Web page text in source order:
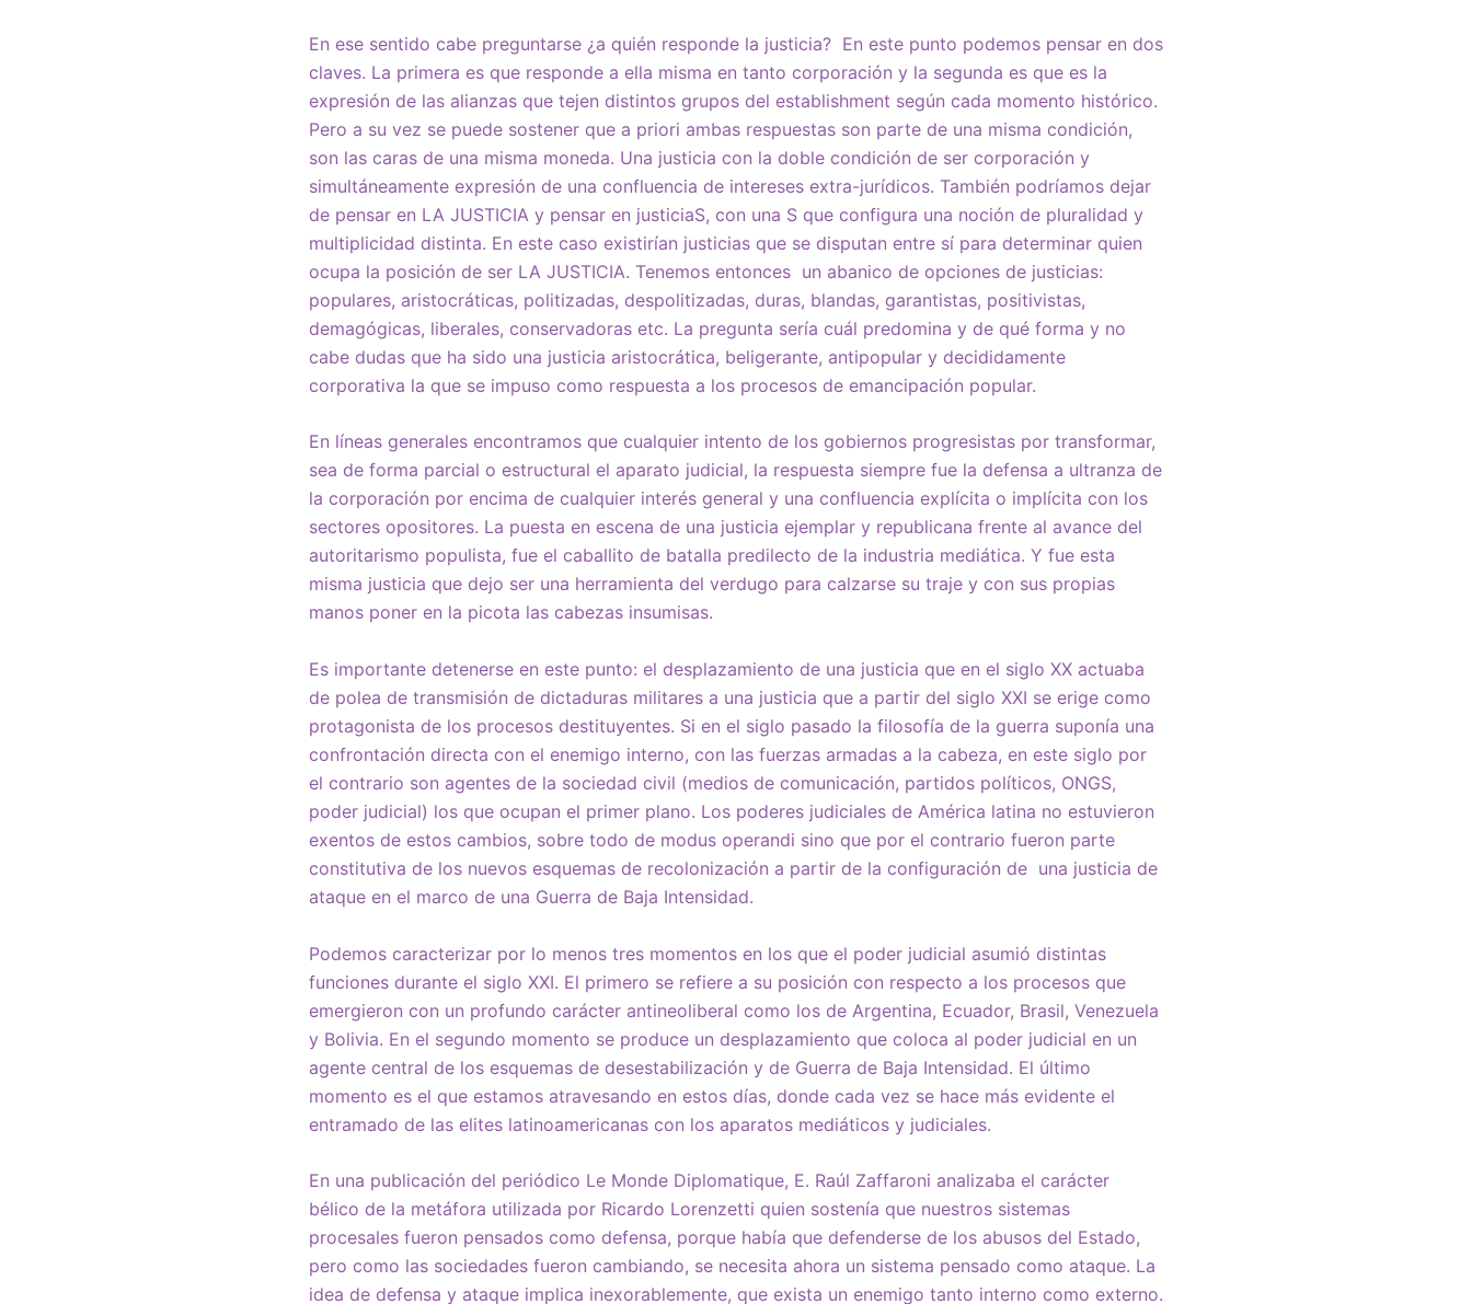
En ese sentido cabe preguntarse ¿a quién responde la justicia? En este punto podemos pensar en dos
claves. La primera es que responde a ella misma en tanto corporación y la segunda es que es la
expresión de las alianzas que tejen distintos grupos del establishment según cada momento histórico.
Pero a su vez se puede sostener que a priori ambas respuestas son parte de una misma condición,
son las caras de una misma moneda. Una justicia con la doble condición de ser corporación y
simultáneamente expresión de una confluencia de intereses extra-jurídicos. También podríamos dejar
de pensar en LA JUSTICIA y pensar en justiciaS, con una S que configura una noción de pluralidad y
multiplicidad distinta. En este caso existirían justicias que se disputan entre sí para determinar quien
ocupa la posición de ser LA JUSTICIA. Tenemos entonces un abanico de opciones de justicias:
populares, aristocráticas, politizadas, despolitizadas, duras, blandas, garantistas, positivistas,
demagógicas, liberales, conservadoras etc. La pregunta sería cuál predomina y de qué forma y no
cabe dudas que ha sido una justicia aristocrática, beligerante, antipopular y decididamente
corporativa la que se impuso como respuesta a los procesos de emancipación popular.
En líneas generales encontramos que cualquier intento de los gobiernos progresistas por transformar,
sea de forma parcial o estructural el aparato judicial, la respuesta siempre fue la defensa a ultranza de
la corporación por encima de cualquier interés general y una confluencia explícita o implícita con los
sectores opositores. La puesta en escena de una justicia ejemplar y republicana frente al avance del
autoritarismo populista, fue el caballito de batalla predilecto de la industria mediática. Y fue esta
misma justicia que dejo ser una herramienta del verdugo para calzarse su traje y con sus propias
manos poner en la picota las cabezas insumisas.
Es importante detenerse en este punto: el desplazamiento de una justicia que en el siglo XX actuaba
de polea de transmisión de dictaduras militares a una justicia que a partir del siglo XXI se erige como
protagonista de los procesos destituyentes. Si en el siglo pasado la filosofía de la guerra suponía una
confrontación directa con el enemigo interno, con las fuerzas armadas a la cabeza, en este siglo por
el contrario son agentes de la sociedad civil (medios de comunicación, partidos políticos, ONGS,
poder judicial) los que ocupan el primer plano. Los poderes judiciales de América latina no estuvieron
exentos de estos cambios, sobre todo de modus operandi sino que por el contrario fueron parte
constitutiva de los nuevos esquemas de recolonización a partir de la configuración de una justicia de
ataque en el marco de una Guerra de Baja Intensidad.
Podemos caracterizar por lo menos tres momentos en los que el poder judicial asumió distintas
funciones durante el siglo XXI. El primero se refiere a su posición con respecto a los procesos que
emergieron con un profundo carácter antineoliberal como los de Argentina, Ecuador, Brasil, Venezuela
y Bolivia. En el segundo momento se produce un desplazamiento que coloca al poder judicial en un
agente central de los esquemas de desestabilización y de Guerra de Baja Intensidad. El último
momento es el que estamos atravesando en estos días, donde cada vez se hace más evidente el
entramado de las elites latinoamericanas con los aparatos mediáticos y judiciales.
En una publicación del periódico Le Monde Diplomatique, E. Raúl Zaffaroni analizaba el carácter
bélico de la metáfora utilizada por Ricardo Lorenzetti quien sostenía que nuestros sistemas
procesales fueron pensados como defensa, porque había que defenderse de los abusos del Estado,
pero como las sociedades fueron cambiando, se necesita ahora un sistema pensado como ataque. La
idea de defensa y ataque implica inexorablemente, que exista un enemigo tanto interno como externo.